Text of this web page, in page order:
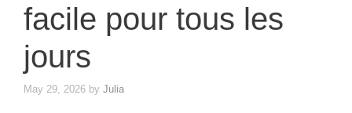
facile pour tous les
jours
May 29, 2026 by Julia